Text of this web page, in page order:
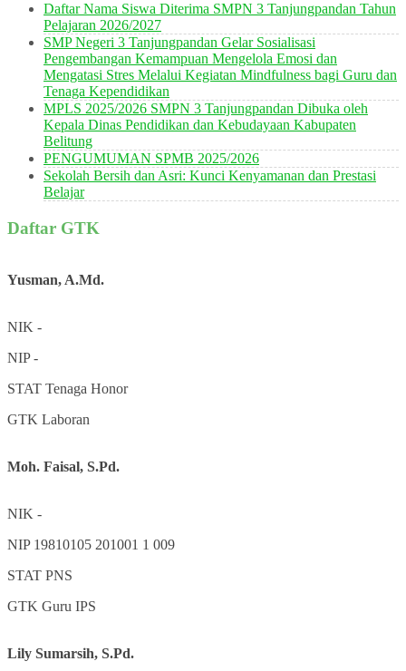
Daftar Nama Siswa Diterima SMPN 3 Tanjungpandan Tahun
Pelajaran 2026/2027
SMP Negeri 3 Tanjungpandan Gelar Sosialisasi
Pengembangan Kemampuan Mengelola Emosi dan
Mengatasi Stres Melalui Kegiatan Mindfulness bagi Guru dan
Tenaga Kependidikan
MPLS 2025/2026 SMPN 3 Tanjungpandan Dibuka oleh
Kepala Dinas Pendidikan dan Kebudayaan Kabupaten
Belitung
PENGUMUMAN SPMB 2025/2026
Sekolah Bersih dan Asri: Kunci Kenyamanan dan Prestasi
Belajar
Daftar GTK
Yusman, A.Md.
NIK -
NIP-
STAT Tenaga Honor
GTK Laboran
Moh. Faisal, S.Pd.
NIK -
NIP 19810105 201001 1 009
STAT PNS
GTK Guru IPS
Lily Sumarsih, S.Pd.